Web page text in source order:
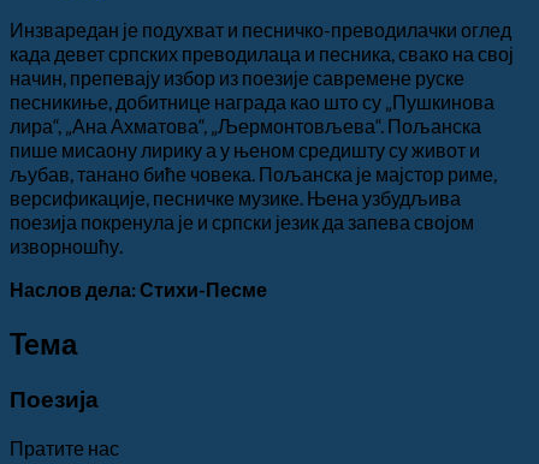
Инзваредан је подухват и песничко-преводилачки оглед
када девет српских преводилаца и песника, свако на свој
начин, препевају избор из поезије савремене руске
песникиње, добитнице награда као што су „Пушкинова
лира“, „Ана Ахматова“, „Љермонтовљева“. Пољанска
пише мисаону лирику а у њеном средишту су живот и
љубав, танано биће човека. Пољанска је мајстор риме,
версификације, песничке музике. Њена узбудљива
поезија покренула је и српски језик да запева својом
изворношћу.
Наслов дела: Стихи-Песме
Teма
Поезија
Пратите нас